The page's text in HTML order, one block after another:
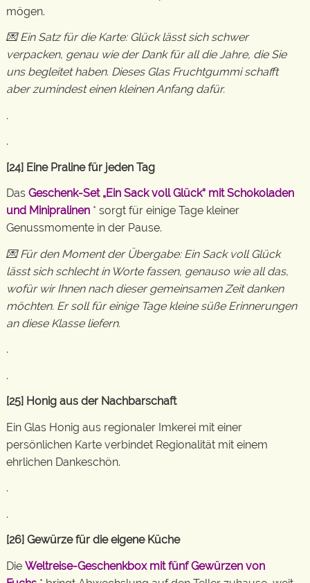
mögen.
💌 Ein Satz für die Karte: Glück lässt sich schwer
verpacken, genau wie der Dank für all die Jahre, die Sie
uns begleitet haben. Dieses Glas Fruchtgummi schafft
aber zumindest einen kleinen Anfang dafür.
.
.
[24] Eine Praline für jeden Tag
Das Geschenk-Set „Ein Sack voll Glück“ mit Schokoladen
und Minipralinen * sorgt für einige Tage kleiner
Genussmomente in der Pause.
💌 Für den Moment der Übergabe: Ein Sack voll Glück
lässt sich schlecht in Worte fassen, genauso wie all das,
wofür wir Ihnen nach dieser gemeinsamen Zeit danken
möchten. Er soll für einige Tage kleine süße Erinnerungen
an diese Klasse liefern.
.
.
[25] Honig aus der Nachbarschaft
Ein Glas Honig aus regionaler Imkerei mit einer
persönlichen Karte verbindet Regionalität mit einem
ehrlichen Dankeschön.
.
.
[26] Gewürze für die eigene Küche
Die Weltreise-Geschenkbox mit fünf Gewürzen von